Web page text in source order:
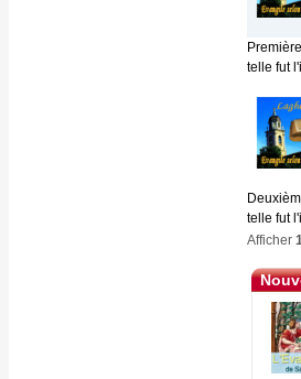
telle fut
telle fut
Afficher